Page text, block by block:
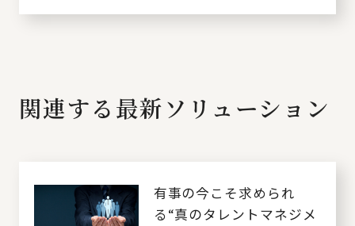
関連する最新ソリューション
有事の今こそ求められ
る“真のタレントマネジメ